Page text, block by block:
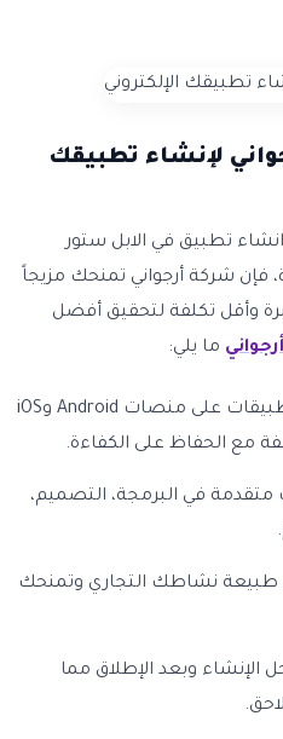
لإنشاء تطبيقك
تطبيق في الابل ستور
فإن شركة أرجواني تمنحك مزيجاً
وأقل تكلفة لتحقيق أفضل
ما يلي:
خبرة واسعة في تطوير التطبيقات على منصات Android وiOS
مع الحفاظ على الكفاءة.
في البرمجة، التصميم،
نشاطك التجاري وتمنحك
وبعد الإطلاق مما